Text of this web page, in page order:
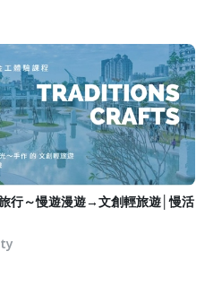
行～慢遊漫遊→文創輕旅遊│慢活